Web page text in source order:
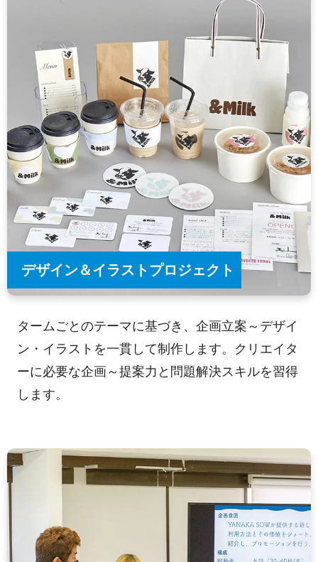
デザイン＆イラストプロジェクト
タームごとのテーマに基づき、企画立案～デザイ
ン・イラストを一貫して制作します。クリエイタ
ーに必要な企画～提案力と問題解決スキルを習得
します。